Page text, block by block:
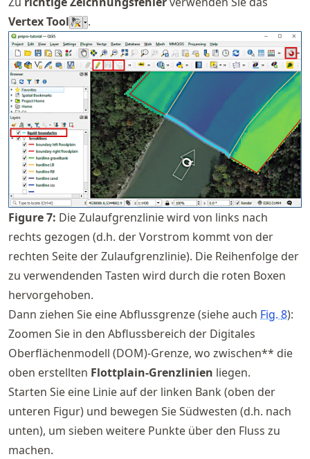
Vertex Tool
.
Figure7: Die Zulaufgrenzlinie wird von links nach
rechts gezogen (d.h. der Vorstrom kommt von der
rechten Seite der Zulaufgrenzlinie). Die Reihenfolge der
zu verwendenden Tasten wird durch die roten Boxen
hervorgehoben.
Dann ziehen Sie eine Abflussgrenze (siehe auch Fig.8):
Zoomen Sie in den Abflussbereich der Digitales
Oberflächenmodell (DOM)-Grenze, wo zwischen** die
oben erstellten Flottplain-Grenzlinien liegen.
Starten Sie eine Linie auf der linken Bank (oben der
unteren Figur) und bewegen Sie Südwesten (d.h. nach
unten), um sieben weitere Punkte über den Fluss zu
machen.